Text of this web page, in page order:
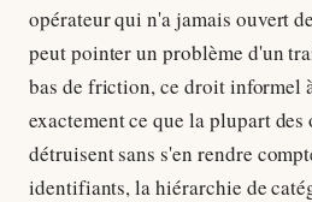
opérateur qui n'a jamais ouvert
peut pointer un problème d'un
bas de friction, ce droit informel
exactement ce que la plupart
détruisent sans s'en rendre
identifiants, la hiérarchie de